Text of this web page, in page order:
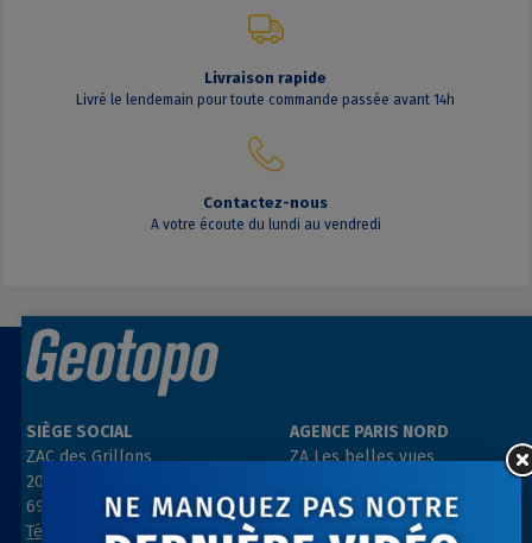
Livraison rapide
Livré le lendemain pour toute commande passée avant 14h
Contactez-nous
A votre écoute du lundi au vendredi
SIÈGE SOCIAL
ZAC des Grillons
208, rue de l’Ancienne Distillerie
69400 GLEIZÉ
Tél : 04 74 69 94 00
AGENCE PARIS NORD
ZA Les belles vues
91290 ARPAJON
Tél : 01 64 55 11 80